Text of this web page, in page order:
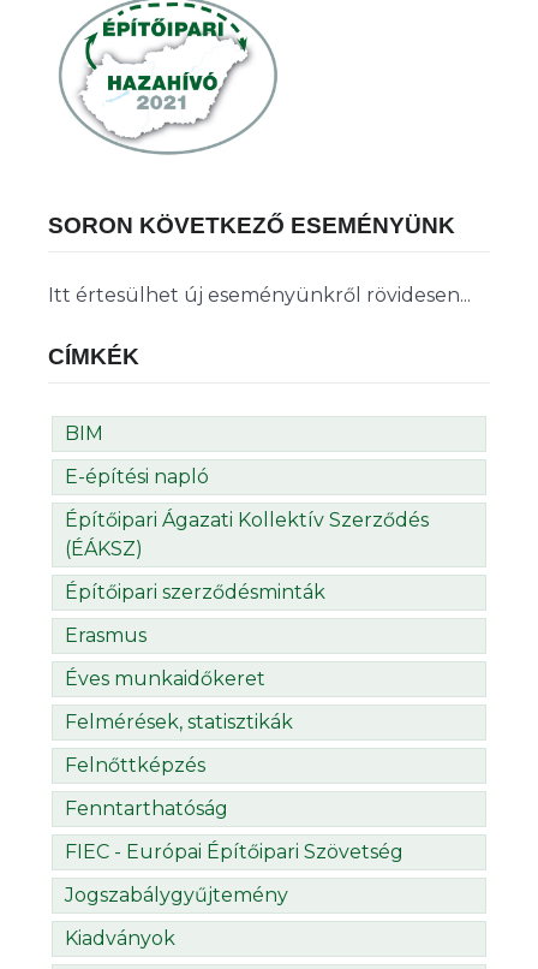
SORON KÖVETKEZŐ ESEMÉNYÜNK
Itt értesülhet új eseményünkről rövidesen...
CÍMKÉK
BIM
E-építési napló
Építőipari Ágazati Kollektív Szerződés
(ÉÁKSZ)
Építőipari szerződésminták
Erasmus
Éves munkaidőkeret
Felmérések, statisztikák
Felnőttképzés
Fenntarthatóság
FIEC - Európai Építőipari Szövetség
Jogszabálygyűjtemény
Kiadványok